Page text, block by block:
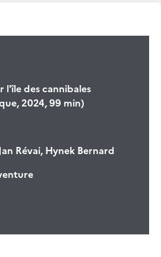
l'île des cannibales
2024, 99 min)
Révai, Hynek Bernard